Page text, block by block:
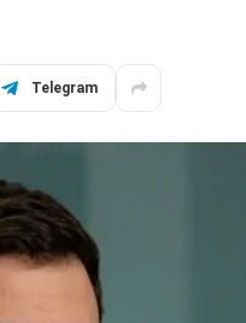
Telegram